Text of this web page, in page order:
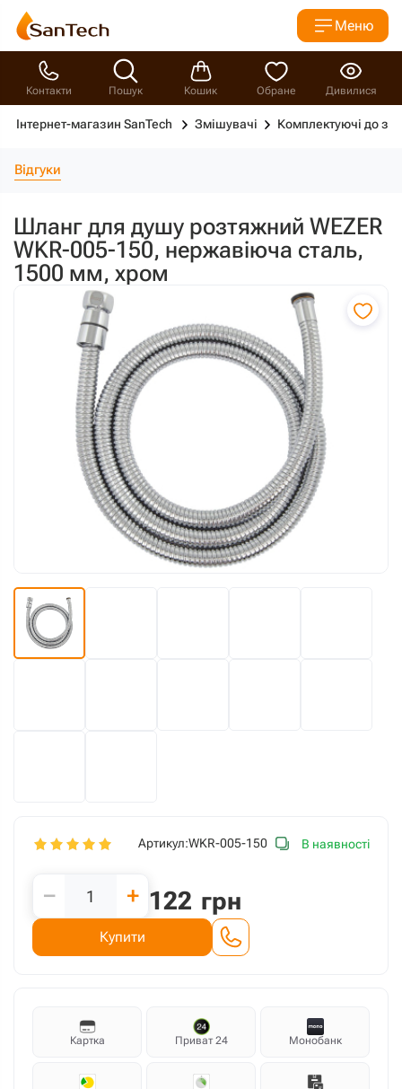
Меню
Контакти Пошук Кошик Обране Дивилися
Інтернет-магазин SanTech Змішувачі Комплектуючі до
Відгуки
Шланг для душу розтяжний WEZER
WKR-005-150, нержавіюча сталь,
1500 мм, хром
Артикул:WKR-005-150 В наявності
− + 122 грн
Купити
Картка Приват 24 Монобанк